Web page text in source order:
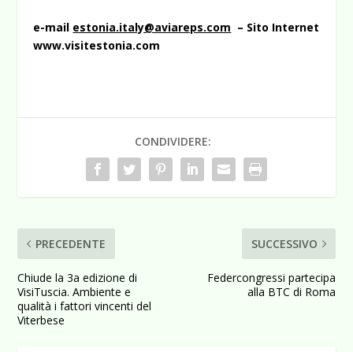
e-mail estonia.italy@aviareps.com – Sito Internet
www.visitestonia.com
CONDIVIDERE:
PRECEDENTE
Chiude la 3a edizione di
VisiTuscia. Ambiente e
qualità i fattori vincenti del
Viterbese
SUCCESSIVO
Federcongressi partecipa
alla BTC di Roma